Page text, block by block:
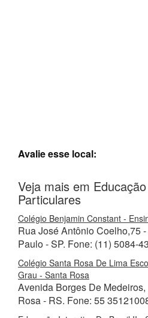
Avalie esse local:
Veja mais em
Particulares
Colégio Benjamin Constant -
Rua José Antônio Coelho,75
Paulo - SP. Fone: (11) 5084-
Colégio Santa Rosa De Lima
Grau - Santa Rosa
Avenida Borges De
Rosa - RS. Fone: 55